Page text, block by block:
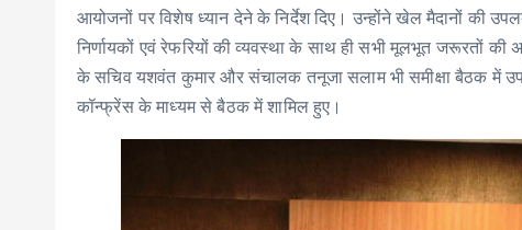
आयोजनों पर विशेष ध्यान देने के निर्देश दिए। उन्होंने खेल मैदानों की
निर्णायकों एवं रेफरियों की व्यवस्था के साथ ही सभी मूलभूत जरूरतों
के सचिव यशवंत कुमार और संचालक तनूजा सलाम भी समीक्षा बैठक में
कॉन्फ्रेंस के माध्यम से बैठक में शामिल हुए।